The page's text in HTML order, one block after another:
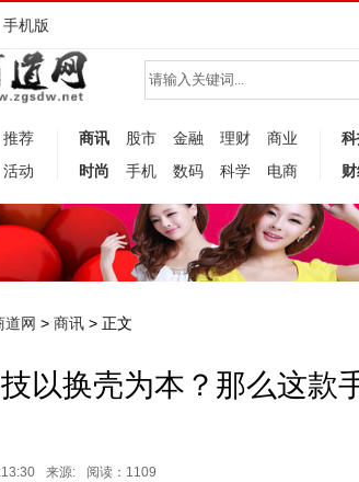
手机版
推荐
活动
商讯 股市 金融 理财
商业
时尚
手机 数码 科学 电商
道网 > 商讯 > 正文
以换壳为本？那么这款
来源: 阅读：1109